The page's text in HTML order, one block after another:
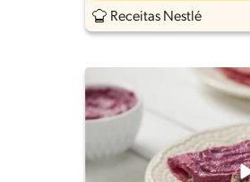
Receitas Nestlé